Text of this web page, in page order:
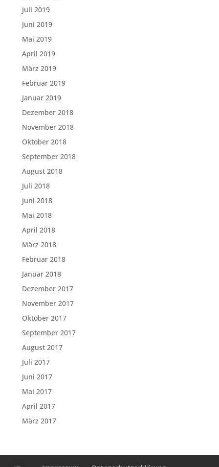
Juli 2019
Juni 2019
Mai 2019
April 2019
März 2019
Februar 2019
Januar 2019
Dezember 2018
November 2018
Oktober 2018
September 2018
August 2018
Juli 2018
Juni 2018
Mai 2018
April 2018
März 2018
Februar 2018
Januar 2018
Dezember 2017
November 2017
Oktober 2017
September 2017
August 2017
Juli 2017
Juni 2017
Mai 2017
April 2017
März 2017